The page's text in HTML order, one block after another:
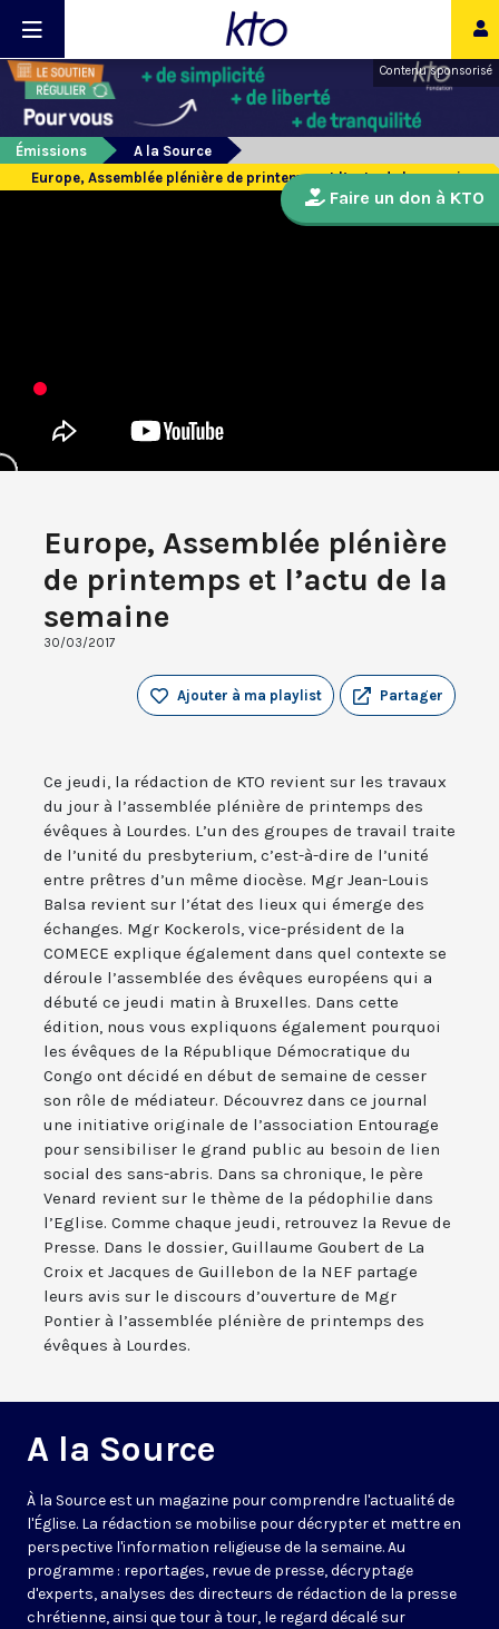
Contenu sponsorisé
Émissions
A la Source
Europe, Assemblée plénière de printemps et l’actu de la semaine
Europe, Assemblée plénière
de printemps et l’actu de la
semaine
30/03/2017
Partager
Ajouter à ma playlist
Ce jeudi, la rédaction de KTO revient sur les travaux
du jour à l’assemblée plénière de printemps des
évêques à Lourdes. L’un des groupes de travail traite
de l’unité du presbyterium, c’est-à-dire de l’unité
entre prêtres d’un même diocèse. Mgr Jean-Louis
Balsa revient sur l’état des lieux qui émerge des
échanges. Mgr Kockerols, vice-président de la
COMECE explique également dans quel contexte se
déroule l’assemblée des évêques européens qui a
débuté ce jeudi matin à Bruxelles. Dans cette
édition, nous vous expliquons également pourquoi
les évêques de la République Démocratique du
Congo ont décidé en début de semaine de cesser
son rôle de médiateur. Découvrez dans ce journal
une initiative originale de l’association Entourage
pour sensibiliser le grand public au besoin de lien
social des sans-abris. Dans sa chronique, le père
Venard revient sur le thème de la pédophilie dans
l’Eglise. Comme chaque jeudi, retrouvez la Revue de
Presse. Dans le dossier, Guillaume Goubert de La
Croix et Jacques de Guillebon de la NEF partage
leurs avis sur le discours d’ouverture de Mgr
Pontier à l’assemblée plénière de printemps des
évêques à Lourdes.
A la Source
À la Source est un magazine pour comprendre l'actualité de
l'Église. La rédaction se mobilise pour décrypter et mettre en
perspective l'information religieuse de la semaine. Au
programme : reportages, revue de presse, décryptage
d'experts, analyses des directeurs de rédaction de la presse
chrétienne, ainsi que tour à tour, le regard décalé sur
Faire un don à KTO